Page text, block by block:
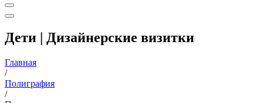
Дети | Дизайнерские визитки
Главная
/
Полиграфия
/